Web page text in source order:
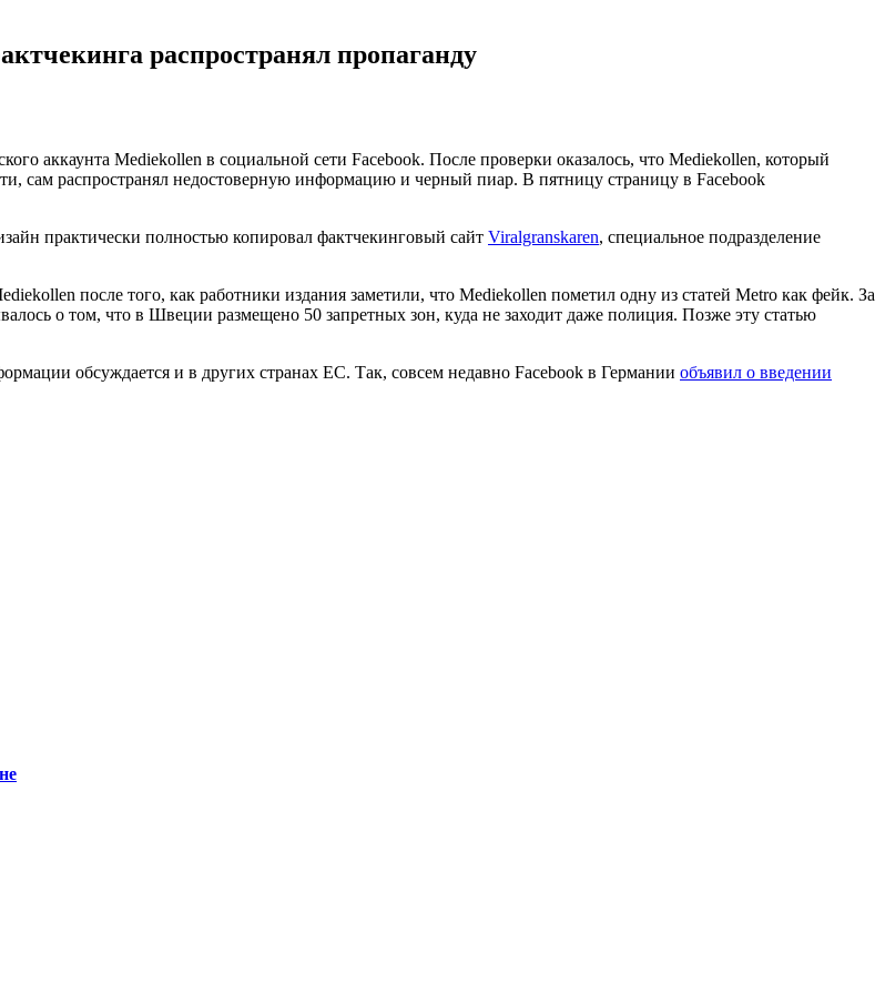
распространял пропаганду
аккаунта Mediekollen в социальной сети Facebook. После проверки оказалось, что Mediekollen, который
сам распространял недостоверную информацию и черный пиар. В пятницу страницу в Facebook
практически полностью копировал фактчекинговый сайт Viralgranskaren, специальное подразделение
после того, как работники издания заметили, что Mediekollen пометил одну из статей Metro как фейк. За
о том, что в Швеции размещено 50 запретных зон, куда не заходит даже полиция. Позже эту статью
обсуждается и в других странах ЕС. Так, совсем недавно Facebook в Германии объявил о введении